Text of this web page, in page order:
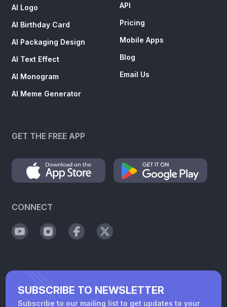
AI Logo
AI Birthday Card
AI Packaging Design
AI Text Effect
AI Monogram
AI Meme Generator
API
Pricing
Mobile Apps
Blog
Email Us
GET THE FREE APP
CONNECT
SUBSCRIBE TO NEWSLETTER
Subscribe to our mailing list to get updates to your